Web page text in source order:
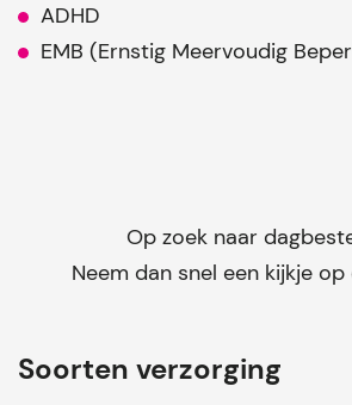
ADHD
EMB (Ernstig Meervoudig
Op zoek naar
Neem dan snel een kijkje
Soorten verzorging